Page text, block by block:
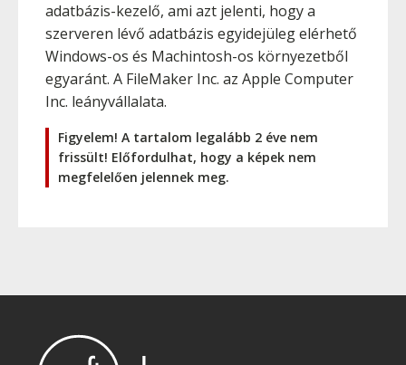
adatbázis-kezelő, ami azt jelenti, hogy a
szerveren lévő adatbázis egyidejüleg elérhető
Windows-os és Machintosh-os környezetből
egyaránt. A FileMaker Inc. az Apple Computer
Inc. leányvállalata.
Figyelem! A tartalom legalább 2 éve nem
frissült! Előfordulhat, hogy a képek nem
megfelelően jelennek meg.